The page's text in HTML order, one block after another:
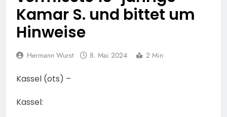
Polizeiarbeit
um Mithilfe
POL-OH: Die Polizeistation
Lauterbach hat einen
74-jähriger Claus-Peter
Kamar S. und bittet um
Hinweise
Hermann Wurst 8. Mai 2024 2 Min
Kassel (ots) –
Kassel: